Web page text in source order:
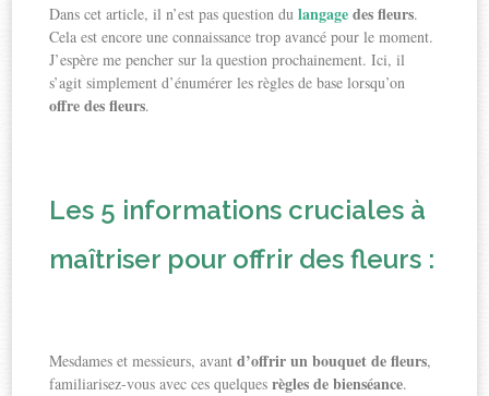
Dans cet article, il n’est pas question dulangagedes fleurs.
Cela est encore une connaissance trop avancé pour le moment.
J’espère me pencher sur la question prochainement. Ici, il
s’agit simplement d’énumérer les règles de base lorsqu’on
offre des fleurs.
Les 5 informations cruciales à
maîtriser pour offrir des fleurs :
Mesdames et messieurs, avantd’offrir un bouquet de fleurs,
familiarisez-vous avec ces quelquesrègles de bienséance.